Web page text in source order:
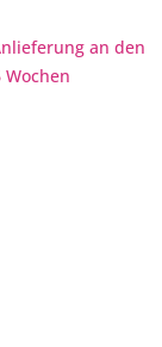
an den